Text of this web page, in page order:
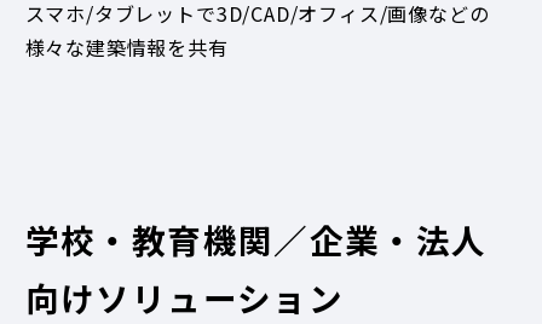
スマホ/タブレットで3D/CAD/オフィス/画像などの
様々な建築情報を共有
学校・教育機関／企業・法人
向けソリューション